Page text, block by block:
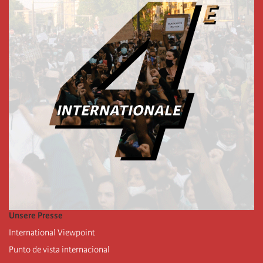
Unsere Presse
International Viewpoint
Punto de vista internacional